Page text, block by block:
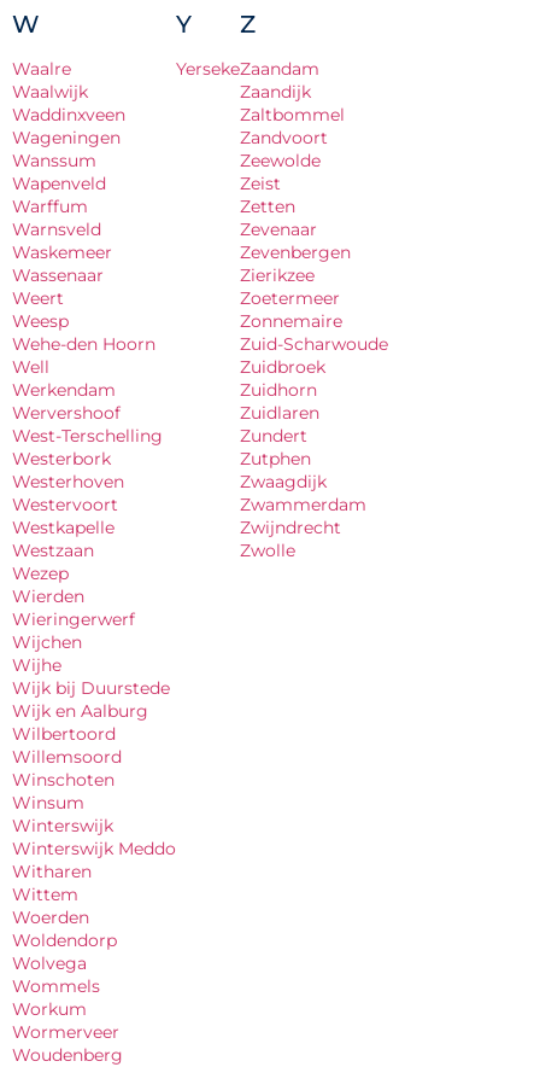
W
Waalre
Waalwijk
Waddinxveen
Wageningen
Wanssum
Wapenveld
Warffum
Warnsveld
Waskemeer
Wassenaar
Weert
Weesp
Wehe-den Hoorn
Well
Werkendam
Wervershoof
West-Terschelling
Westerbork
Westerhoven
Westervoort
Westkapelle
Westzaan
Wezep
Wierden
Wieringerwerf
Wijchen
Wijhe
Wijk bij Duurstede
Wijk en Aalburg
Wilbertoord
Willemsoord
Winschoten
Winsum
Winterswijk
Winterswijk Meddo
Witharen
Wittem
Woerden
Woldendorp
Wolvega
Wommels
Workum
Wormerveer
Woudenberg
Y
Yerseke
Z
Zaandam
Zaandijk
Zaltbommel
Zandvoort
Zeewolde
Zeist
Zetten
Zevenaar
Zevenbergen
Zierikzee
Zoetermeer
Zonnemaire
Zuid-Scharwoude
Zuidbroek
Zuidhorn
Zuidlaren
Zundert
Zutphen
Zwaagdijk
Zwammerdam
Zwijndrecht
Zwolle